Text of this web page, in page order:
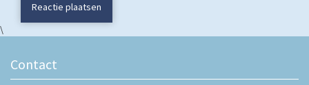
Reactie plaatsen
\
Contact